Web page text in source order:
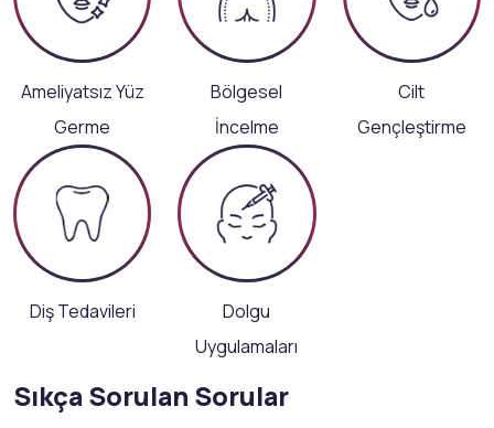
Ameliyatsız Yüz
Germe
Bölgesel
İncelme
Cilt
Gençleştirme
Diş Tedavileri
Dolgu
Uygulamaları
Sıkça Sorulan Sorular